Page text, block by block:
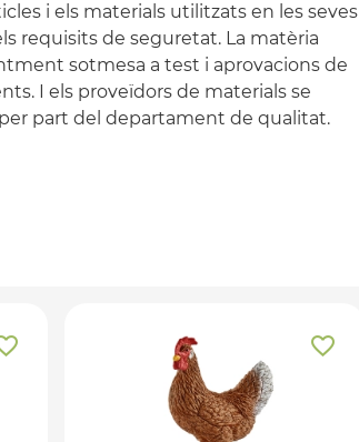
i els materials utilitzats en les seves
requisits de seguretat. La matèria
sotmesa a test i aprovacions de
I els proveïdors de materials se
part del departament de qualitat.